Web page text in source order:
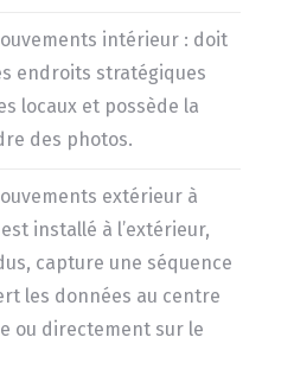
intérieur : doit
endroits stratégiques
locaux et possède la
des photos.
extérieur à
installé à l’extérieur,
capture une séquence
les données au centre
ou directement sur le